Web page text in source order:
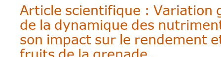
Article scientifique : Variation
de la dynamique des
son impact sur le rendement